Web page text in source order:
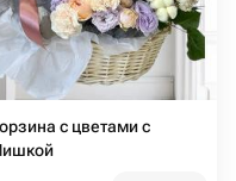
с цветами с